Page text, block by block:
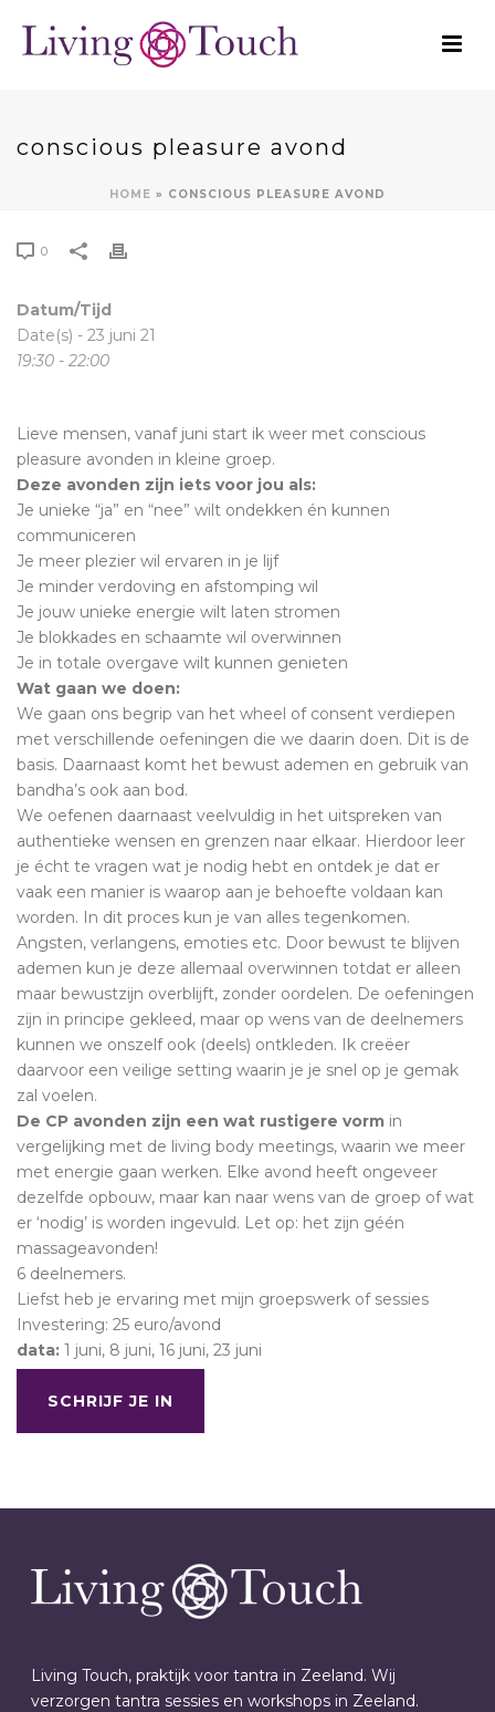
conscious pleasure avond
HOME » CONSCIOUS PLEASURE AVOND
0
Datum/Tijd
Date(s) - 23 juni 21
19:30 - 22:00
Lieve mensen, vanaf juni start ik weer met conscious
pleasure avonden in kleine groep.
Deze avonden zijn iets voor jou als:
Je unieke “ja” en “nee” wilt ondekken én kunnen
communiceren
Je meer plezier wil ervaren in je lijf
Je minder verdoving en afstomping wil
Je jouw unieke energie wilt laten stromen
Je blokkades en schaamte wil overwinnen
Je in totale overgave wilt kunnen genieten
Wat gaan we doen:
We gaan ons begrip van het wheel of consent verdiepen
met verschillende oefeningen die we daarin doen. Dit is de
basis. Daarnaast komt het bewust ademen en gebruik van
bandha’s ook aan bod.
We oefenen daarnaast veelvuldig in het uitspreken van
authentieke wensen en grenzen naar elkaar. Hierdoor leer
je écht te vragen wat je nodig hebt en ontdek je dat er
vaak een manier is waarop aan je behoefte voldaan kan
worden. In dit proces kun je van alles tegenkomen.
Angsten, verlangens, emoties etc. Door bewust te blijven
ademen kun je deze allemaal overwinnen totdat er alleen
maar bewustzijn overblijft, zonder oordelen. De oefeningen
zijn in principe gekleed, maar op wens van de deelnemers
kunnen we onszelf ook (deels) ontkleden. Ik creëer
daarvoor een veilige setting waarin je je snel op je gemak
zal voelen.
De CP avonden zijn een wat rustigere vorm in
vergelijking met de living body meetings, waarin we meer
met energie gaan werken. Elke avond heeft ongeveer
dezelfde opbouw, maar kan naar wens van de groep of wat
er ‘nodig’ is worden ingevuld. Let op: het zijn géén
massageavonden!
6 deelnemers.
Liefst heb je ervaring met mijn groepswerk of sessies
Investering: 25 euro/avond
data: 1 juni, 8 juni, 16 juni, 23 juni
SCHRIJF JE IN
Living Touch, praktijk voor tantra in Zeeland. Wij
verzorgen tantra sessies en workshops in Zeeland.